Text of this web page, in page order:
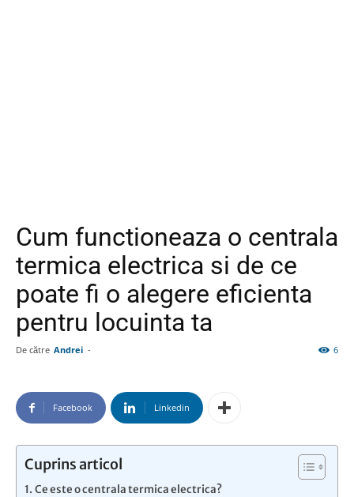
Cum functioneaza o centrala
termica electrica si de ce
poate fi o alegere eficienta
pentru locuinta ta
De către Andrei - 6
Facebook Linkedin
Cuprins articol
Ce este o centrala termica electrica?